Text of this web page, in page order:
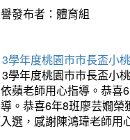
發布者：體育組
學年度桃園市市長盃小
學年度桃園市市長盃小
蘋老師用心指導。恭喜
。恭喜6年8班廖芸嫺
選，感謝陳鴻瑋老師用